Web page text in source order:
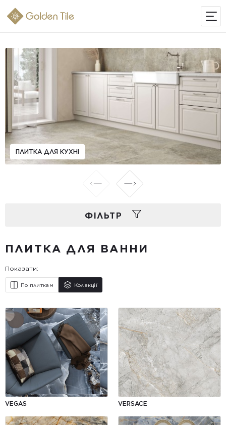
ПЛИТКА ДЛЯ КУХНІ
ФIЛЬТР
ПЛИТКА ДЛЯ ВАННИ
Показати:
По плиткам Колекції
VEGAS VERSACE